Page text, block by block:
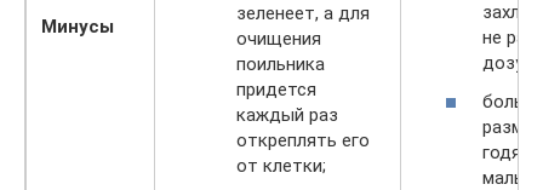
Минусы
зеленеет, а для
очищения
поильника
придется
каждый раз
откреплять его
от клетки;
не
дозу;